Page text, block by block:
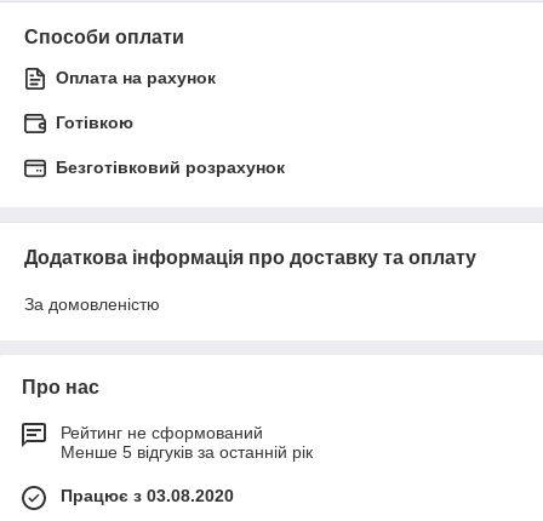
Способи оплати
Оплата на рахунок
Готівкою
Безготівковий розрахунок
Додаткова інформація про доставку та оплату
За домовленістю
Про нас
Рейтинг не сформований
Менше 5 відгуків за останній рік
Працює з 03.08.2020